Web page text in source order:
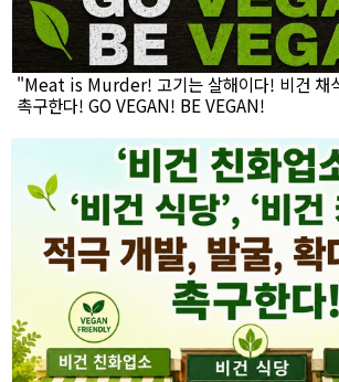
"Meat is Murder! 고기는 살해이다! 비건 채
촉구한다! GO VEGAN! BE VEGAN!